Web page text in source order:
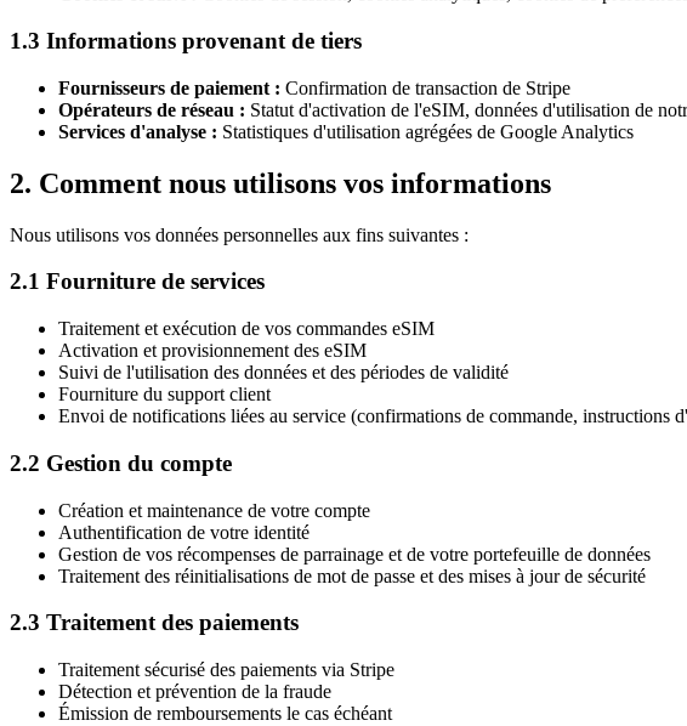
1.3 Informations provenant de tiers
Fournisseurs de paiement : Confirmation de transaction de Stripe
Opérateurs de réseau : Statut d'activation de l'eSIM, données d'utilisation de
Services d'analyse : Statistiques d'utilisation agrégées de Google Analytics
2. Comment nous utilisons vos informations
Nous utilisons vos données personnelles aux fins suivantes :
2.1 Fourniture de services
Traitement et exécution de vos commandes eSIM
Activation et provisionnement des eSIM
Suivi de l'utilisation des données et des périodes de validité
Fourniture du support client
Envoi de notifications liées au service (confirmations de commande, instructions
2.2 Gestion du compte
Création et maintenance de votre compte
Authentification de votre identité
Gestion de vos récompenses de parrainage et de votre portefeuille de données
Traitement des réinitialisations de mot de passe et des mises à jour de sécurité
2.3 Traitement des paiements
Traitement sécurisé des paiements via Stripe
Détection et prévention de la fraude
Émission de remboursements le cas échéant